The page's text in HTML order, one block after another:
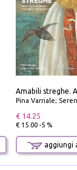
Pina Varriale;
€ 14.25
€ 15.00 -5 %
aggiungi